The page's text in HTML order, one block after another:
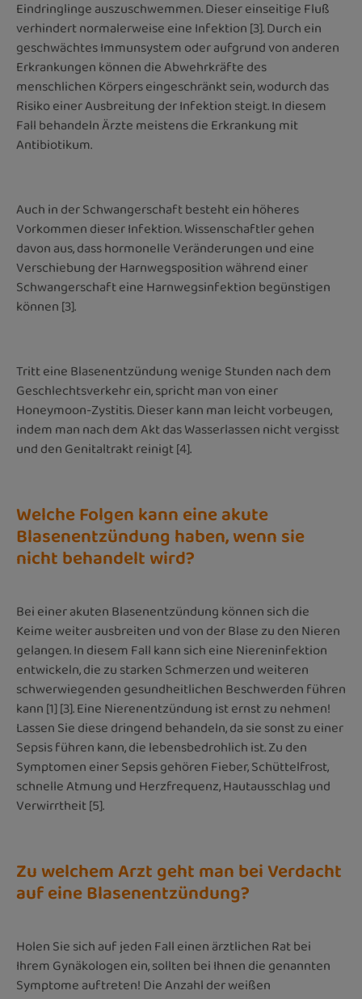
Eindringlinge auszuschwemmen. Dieser einseitige Fluß
verhindert normalerweise eine Infektion [3]. Durch ein
geschwächtes Immunsystem oder aufgrund von anderen
Erkrankungen können die Abwehrkräfte des
menschlichen Körpers eingeschränkt sein, wodurch das
Risiko einer Ausbreitung der Infektion steigt. In diesem
Fall behandeln Ärzte meistens die Erkrankung mit
Antibiotikum.
Auch in der Schwangerschaft besteht ein höheres
Vorkommen dieser Infektion. Wissenschaftler gehen
davon aus, dass hormonelle Veränderungen und eine
Verschiebung der Harnwegsposition während einer
Schwangerschaft eine Harnwegsinfektion begünstigen
können [3].
Tritt eine Blasenentzündung wenige Stunden nach dem
Geschlechtsverkehr ein, spricht man von einer
Honeymoon-Zystitis. Dieser kann man leicht vorbeugen,
indem man nach dem Akt das Wasserlassen nicht vergisst
und den Genitaltrakt reinigt [4].
Welche Folgen kann eine akute
Blasenentzündung haben, wenn sie
nicht behandelt wird?
Bei einer akuten Blasenentzündung können sich die
Keime weiter ausbreiten und von der Blase zu den Nieren
gelangen. In diesem Fall kann sich eine Niereninfektion
entwickeln, die zu starken Schmerzen und weiteren
schwerwiegenden gesundheitlichen Beschwerden führen
kann [1] [3]. Eine Nierenentzündung ist ernst zu nehmen!
Lassen Sie diese dringend behandeln, da sie sonst zu einer
Sepsis führen kann, die lebensbedrohlich ist. Zu den
Symptomen einer Sepsis gehören Fieber, Schüttelfrost,
schnelle Atmung und Herzfrequenz, Hautausschlag und
Verwirrtheit [5].
Zu welchem Arzt geht man bei Verdacht
auf eine Blasenentzündung?
Holen Sie sich auf jeden Fall einen ärztlichen Rat bei
Ihrem Gynäkologen ein, sollten bei Ihnen die genannten
Symptome auftreten! Die Anzahl der weißen